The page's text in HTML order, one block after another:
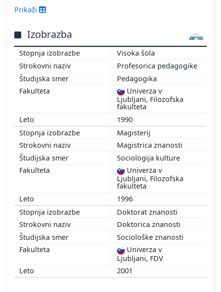
2013
2016
Prikaži
Izobrazba
Visoka šola
Profesorica pedagogike
Pedagogika
Univerza v
Ljubljani, Filozofska
fakulteta
1990
Magisterij
Magistrica znanosti
Sociologija kulture
Univerza v
Ljubljani, Filozofska
fakulteta
1996
Doktorat znanosti
Doktorica znanosti
Sociološke znanosti
Univerza v
Ljubljani, FDV
2001